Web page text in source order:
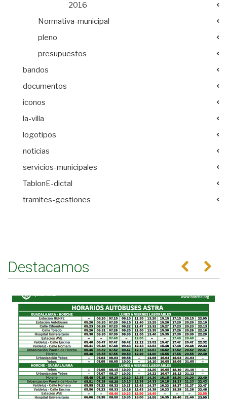
2016
Normativa-municipal
pleno
presupuestos
bandos
documentos
iconos
la-villa
logotipos
noticias
servicios-municipales
TablonE-dictal
tramites-gestiones
Destacamos Anterior